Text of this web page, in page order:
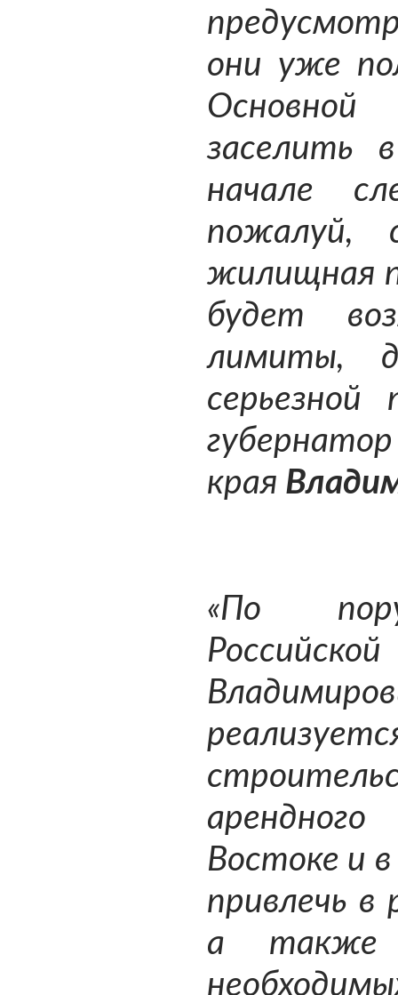
они уже
заселить
начале
пожалуй,
жилищная
будет
лимиты,
серьезной
края
«По
Востоке и
привлечь в
а также